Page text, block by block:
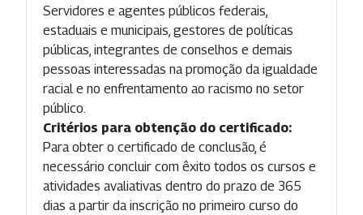
Servidores e agentes públicos federais,
estaduais e municipais, gestores de políticas
públicas, integrantes de conselhos e demais
pessoas interessadas na promoção da igualdade
racial e no enfrentamento ao racismo no setor
público.
Critérios para obtenção do certificado:
Para obter o certificado de conclusão, é
necessário concluir com êxito todos os cursos e
atividades avaliativas dentro do prazo de 365
dias a partir da inscrição no primeiro curso do